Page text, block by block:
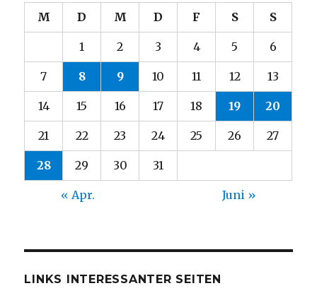
M D M D F S S
1 2 3 4 5 6
7 8 9 10 11 12 13
14 15 16 17 18 19 20
21 22 23 24 25 26 27
28 29 30 31
« Apr. Juni »
LINKS INTERESSANTER SEITEN